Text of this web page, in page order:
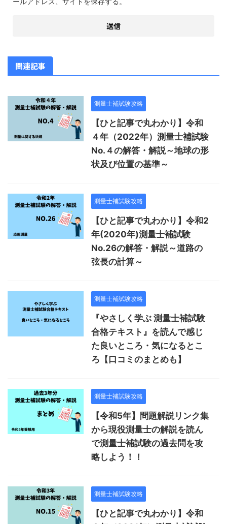
関連記事
測量士補試験攻略
【ひと記事で丸わかり】令和
４年（2022年）測量士補試験
No.４の解答・解説～地球の形
状及び位置の基準～
測量士補試験攻略
【ひと記事で丸わかり】令和2
年(2020年)測量士補試験
No.26の解答・解説～道路の
弦長の計算～
測量士補試験攻略
『やさしく学ぶ 測量士補試験
合格テキスト』を読んで感じ
た良いところ・気になるとこ
ろ【口コミのまとめも】
測量士補試験攻略
【令和5年】問題解説リンク集
から現役測量士の解説を読ん
で測量士補試験の過去問を攻
略しよう！！
測量士補試験攻略
【ひと記事で丸わかり】令和